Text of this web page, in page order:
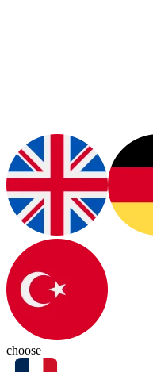
choose